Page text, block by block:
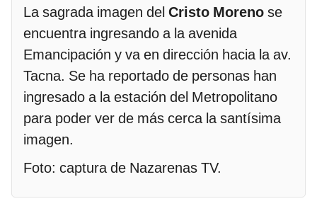
La sagrada imagen del Cristo Moreno se
encuentra ingresando a la avenida
Emancipación y va en dirección hacia la av.
Tacna. Se ha reportado de personas han
ingresado a la estación del Metropolitano
para poder ver de más cerca la santísima
imagen.
Foto: captura de Nazarenas TV.